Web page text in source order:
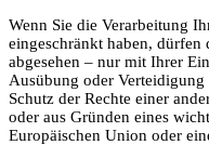
Wenn Sie die Verarbeitung
eingeschränkt haben, dürfen
abgesehen – nur mit Ihrer
Ausübung oder
Schutz der Rechte einer
oder aus Gründen eines
Europäischen Union oder